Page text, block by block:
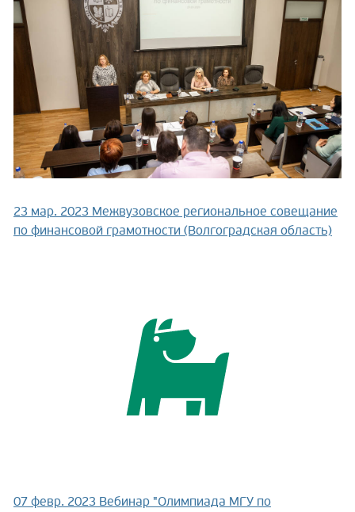
23 мар. 2023 Межвузовское региональное совещание
по финансовой грамотности (Волгоградская область)
07 февр. 2023 Вебинар "Олимпиада МГУ по